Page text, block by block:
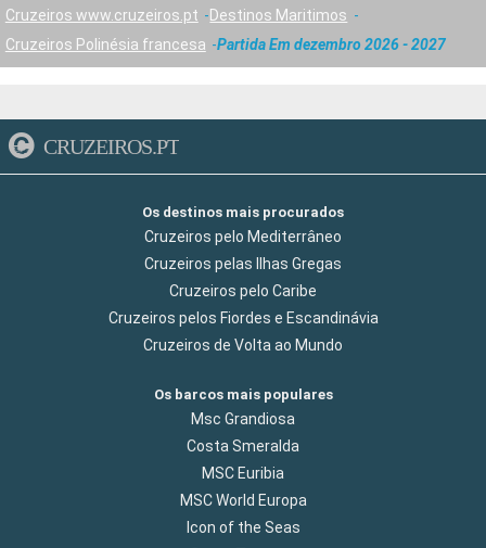
Cruzeiros www.cruzeiros.pt
Destinos Maritimos
Cruzeiros Polinésia francesa
Partida Em dezembro 2026 - 2027
CRUZEIROS.PT
Os destinos mais procurados
Cruzeiros pelo Mediterrâneo
Cruzeiros pelas Ilhas Gregas
Cruzeiros pelo Caribe
Cruzeiros pelos Fiordes e Escandinávia
Cruzeiros de Volta ao Mundo
Os barcos mais populares
Msc Grandiosa
Costa Smeralda
MSC Euribia
MSC World Europa
Icon of the Seas